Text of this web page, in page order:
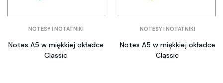
NOTESY I NOTATNIKI
Notes A5 w miękkiej okładce
Classic
NOTESY I NOTATNIKI
Notes A5 w miękkiej okładce
Classic